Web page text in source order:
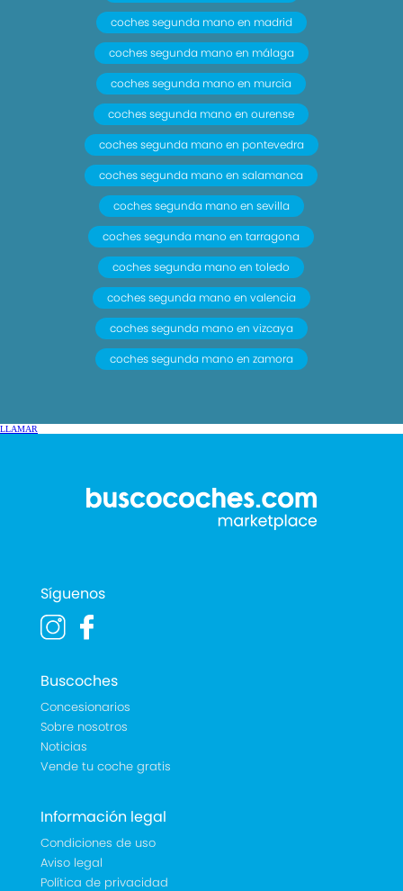
coches segunda mano en madrid
coches segunda mano en málaga
coches segunda mano en murcia
coches segunda mano en ourense
coches segunda mano en pontevedra
coches segunda mano en salamanca
coches segunda mano en sevilla
coches segunda mano en tarragona
coches segunda mano en toledo
coches segunda mano en valencia
coches segunda mano en vizcaya
coches segunda mano en zamora
LLAMAR
Síguenos
Buscoches
Concesionarios
Sobre nosotros
Noticias
Vende tu coche gratis
Información legal
Condiciones de uso
Aviso legal
Política de privacidad